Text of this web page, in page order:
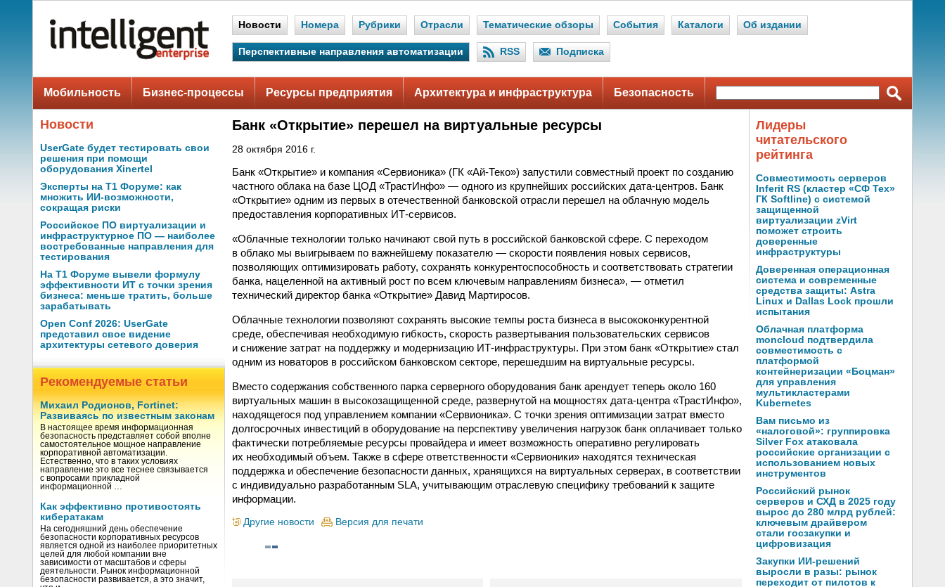
Новости Номера Рубрики Отрасли Тематические обзоры События Каталоги Об издании
Перспективные направления автоматизации RSS Подписка
Мобильность Бизнес-процессы Ресурсы предприятия Архитектура и инфраструктура Безопасность
Новости
UserGate будет тестировать свои
решения при помощи
оборудования Xinertel
Эксперты на Т1 Форуме: как
множить ИИ-возможности,
сокращая риски
Российское ПО виртуализации и
инфраструктурное ПО — наиболее
востребованные направления для
тестирования
На Т1 Форуме вывели формулу
эффективности ИТ с точки зрения
бизнеса: меньше тратить, больше
зарабатывать
Open Conf 2026: UserGate
представил свое видение
архитектуры сетевого доверия
Рекомендуемые статьи
Михаил Родионов, Fortinet:
Развиваясь по известным законам
В настоящее время информационная
безопасность представляет собой вполне
самостоятельное мощное направление
корпоративной автоматизации.
Естественно, что в таких условиях
направление это все теснее связывается
с вопросами прикладной
информационной …
Как эффективно противостоять
кибератакам
На сегодняшний день обеспечение
безопасности корпоративных ресурсов
является одной из наиболее приоритетных
целей для любой компании вне
зависимости от масштабов и сферы
деятельности. Рынок информационной
безопасности развивается, а это значит,
Банк «Открытие» перешел на виртуальные ресурсы
28 октября 2016 г.
Банк «Открытие» и компания «Сервионика» (ГК «Ай-Теко») запустили совместный проект по созданию
частного облака на базе ЦОД «ТрастИнфо» — одного из крупнейших российских дата-центров. Банк
«Открытие» одним из первых в отечественной банковской отрасли перешел на облачную модель
предоставления корпоративных ИТ-сервисов.
«Облачные технологии только начинают свой путь в российской банковской сфере. С переходом
в облако мы выигрываем по важнейшему показателю — скорости появления новых сервисов,
позволяющих оптимизировать работу, сохранять конкурентоспособность и соответствовать стратегии
банка, нацеленной на активный рост по всем ключевым направлениям бизнеса», — отметил
технический директор банка «Открытие» Давид Мартиросов.
Облачные технологии позволяют сохранять высокие темпы роста бизнеса в высококонкурентной
среде, обеспечивая необходимую гибкость, скорость развертывания пользовательских сервисов
и снижение затрат на поддержку и модернизацию ИТ-инфраструктуры. При этом банк «Открытие» стал
одним из новаторов в российском банковском секторе, перешедшим на виртуальные ресурсы.
Вместо содержания собственного парка серверного оборудования банк арендует теперь около 160
виртуальных машин в высокозащищенной среде, развернутой на мощностях дата-центра «ТрастИнфо»,
находящегося под управлением компании «Сервионика». С точки зрения оптимизации затрат вместо
долгосрочных инвестиций в оборудование на перспективу увеличения нагрузок банк оплачивает только
фактически потребляемые ресурсы провайдера и имеет возможность оперативно регулировать
их необходимый объем. Также в сфере ответственности «Сервионики» находятся техническая
поддержка и обеспечение безопасности данных, хранящихся на виртуальных серверах, в соответствии
с индивидуально разработанным SLA, учитывающим отраслевую специфику требований к защите
информации.
Другие новости Версия для печати
Лидеры
читательского
рейтинга
Совместимость серверов
Inferit RS (кластер «СФ Тех»
ГК Softline) с системой
защищенной
виртуализации zVirt
поможет строить
доверенные
инфраструктуры
Доверенная операционная
система и современные
средства защиты: Astra
Linux и Dallas Lock прошли
испытания
Облачная платформа
moncloud подтвердила
совместимость с
платформой
контейнеризации «Боцман»
для управления
мультикластерами
Kubernetes
Вам письмо из
«налоговой»: группировка
Silver Fox атаковала
российские организации с
использованием новых
инструментов
Российский рынок
серверов и СХД в 2025 году
вырос до 280 млрд рублей:
ключевым драйвером
стали госзакупки и
цифровизация
Закупки ИИ-решений
выросли в разы: рынок
переходит от пилотов к